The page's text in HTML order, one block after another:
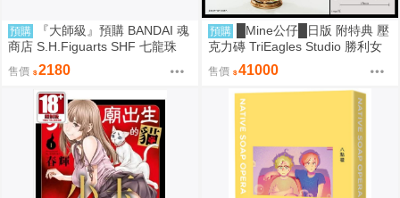
預購
『大師級』預購 BANDAI 魂
商店 S.H.Figuarts SHF 七龍珠
力量全開 弗利沙 戰損版
售價 2180
預購
█Mine公仔█日版 附特典 壓
克力磚 TriEagles Studio 勝利女
神 妮姬 NIKKE 索達 1/4 雕像
售價 41000